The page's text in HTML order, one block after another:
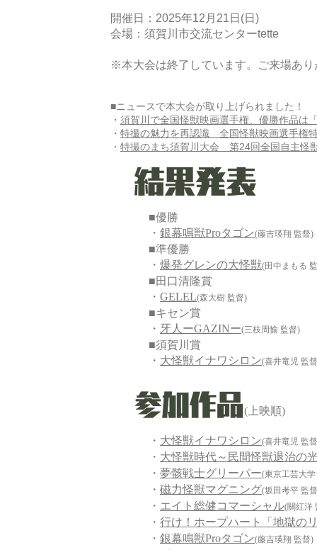
開催日：2025年12月21日(日)
​会場：須賀川市交流センターtette
​※本大会は終了しています。ご来場あ
■ニュースで本大会が取り上げられました！
・ 須賀川で全国怪獣映画選手権、優勝作品は
・ 特撮の魅力を再認識 全国怪獣映画選手権
・ 特撮のまち須賀川大会 第24回全国自主怪
■優勝
・ 銀幕鳴獣Proタゴン(藤吉瑛翔 監督)
■準優勝
・ 爆発グレンの大怪獣(田中まもる
■田口清隆賞
・ GELEL(森大樹 監督)
■キセン賞
・ 牙人ーGAZINー(三枝周愉 監督)
■須賀川賞
・ 大怪獣イナワシロン(喜井竜児 監
​(上映順)
・ 大怪獣イナワシロン(喜井竜児 監
・ 大怪獣時代～民間怪獣退治の
・ 夢骸戦士グリーパー(東京工芸大
・ 磁力怪獣マグニング(坂田考平 監
・ エイト総健コマーシャル(關紅洋
・ 行け！ホープハート「地獄の
・ 銀幕鳴獣Proタゴン(藤吉瑛翔 監督)